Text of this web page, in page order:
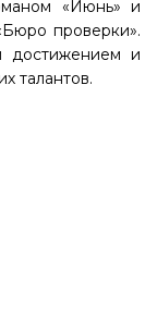
«Июнь» и
проверки».
достижением и
талантов.